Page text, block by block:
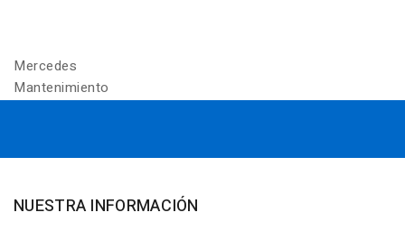
Mercedes
Mantenimiento
NUESTRA INFORMACIÓN